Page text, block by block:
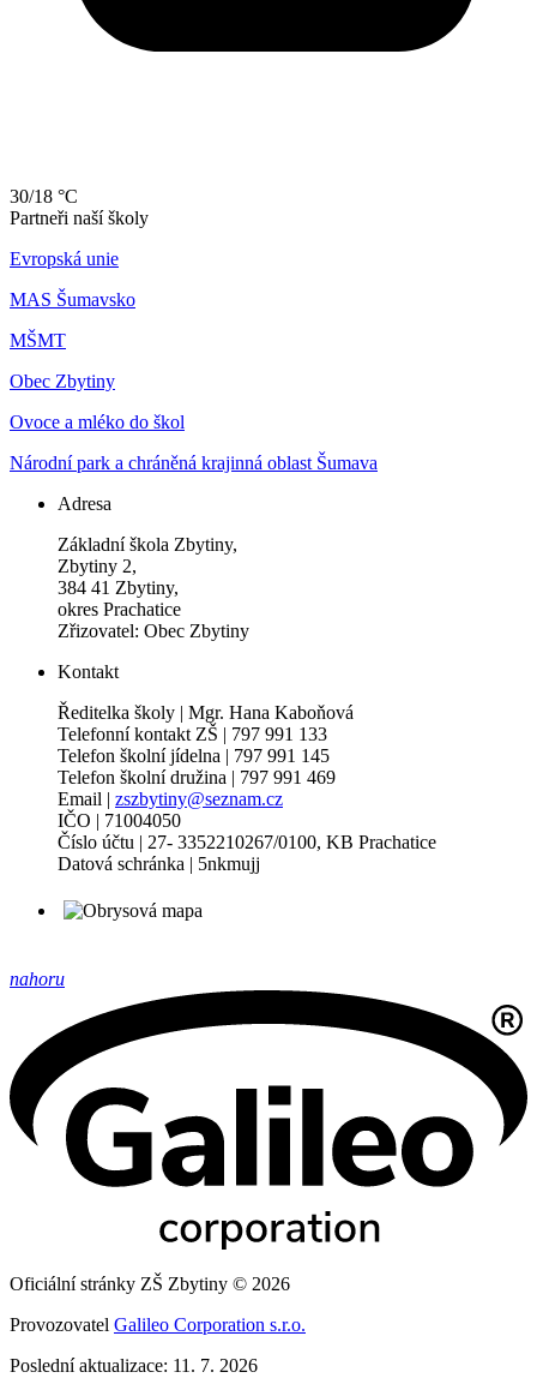
30/18 °C
Partneři naší školy
Evropská unie
MAS Šumavsko
MŠMT
Obec Zbytiny
Ovoce a mléko do škol
Národní park a chráněná krajinná oblast Šumava
Adresa
Základní škola Zbytiny,
Zbytiny 2,
384 41 Zbytiny,
okres Prachatice
Zřizovatel: Obec Zbytiny
Kontakt
Ředitelka školy | Mgr. Hana Kaboňová
Telefonní kontakt ZŠ | 797 991 133
Telefon školní jídelna | 797 991 145
Telefon školní družina | 797 991 469
Email | zszbytiny@seznam.cz
IČO | 71004050
Číslo účtu | 27- 3352210267/0100, KB Prachatice
Datová schránka | 5nkmujj
nahoru
Oficiální stránky ZŠ Zbytiny © 2026
Provozovatel Galileo Corporation s.r.o.
Poslední aktualizace: 11. 7. 2026